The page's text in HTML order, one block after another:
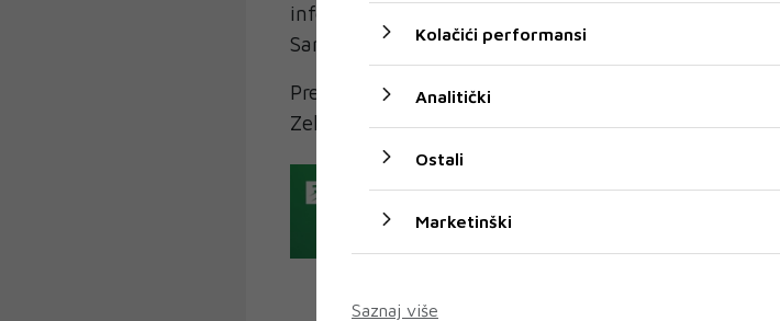
informisati javnost putem svojih zvaničnih kanala -
Sarajevo.
Prema navodima medija, ekipu Sarajeva trebao bi
Zekić, koji je i ranije bio trener Bordo tima.
Kolačići performansi
Analitički
Ostali
Marketinški
Saznaj više